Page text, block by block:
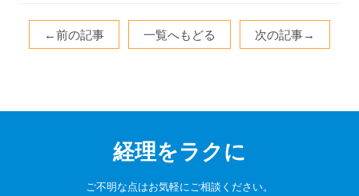
←前の記事 一覧へもどる 次の記事→
経理をラクに
ご不明な点はお気軽にご相談ください。